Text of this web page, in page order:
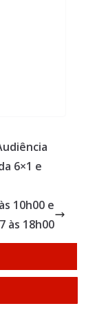
6×1 e
10h00 e
às 18h00